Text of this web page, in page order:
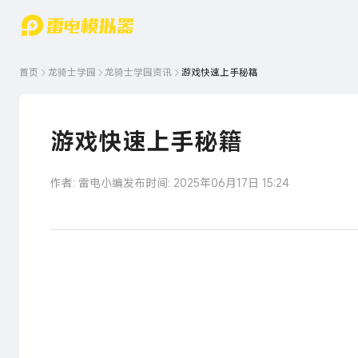
首页
游戏中
心
首页 龙骑士学园 龙骑士学园 资讯 游戏快速上手秘籍
游戏快速上手秘籍
作者: 雷电小编发布时间: 2025年06月17日 15:24